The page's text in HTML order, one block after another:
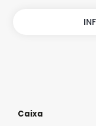
Caixa